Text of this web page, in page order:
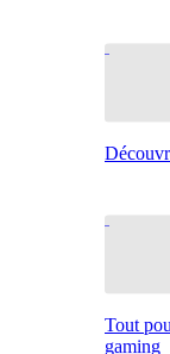
Tout
gaming